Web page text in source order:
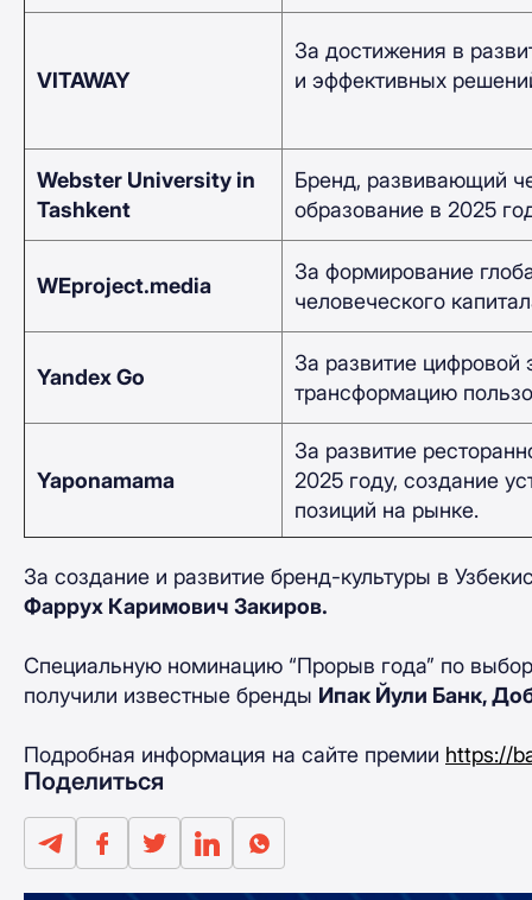
VITAWAY
За достижения в
и эффективных
Webster University in
Tashkent
Бренд, развивающий
образование в 2025
WEproject.media
За формирование
человеческого
Yandex Go
За развитие
трансформацию
Yaponamama
За развитие
2025 году, создание
позиций на рынке.
За создание и развитие бренд-культуры в
Фаррух Каримович Закиров.
Специальную номинацию “Прорыв года” по
получили известные бренды Ипак Йули Банк,
Подробная информация на сайте премии https://
Поделиться